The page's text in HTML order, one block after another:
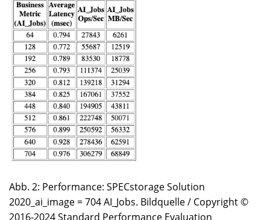
Abb. 2: Performance: SPECstorage Solution
2020_ai_image = 704 AI_Jobs. Bildquelle / Copyright ©
2016-2024 Standard Performance Evaluation